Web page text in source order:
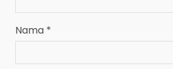
Nama *